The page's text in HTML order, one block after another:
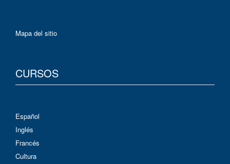
Mapa del sitio
CURSOS
Español
Inglés
Francés
Cultura